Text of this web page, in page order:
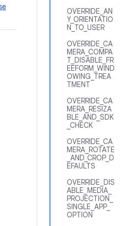
OVERRIDE_AN
Y_ORIENTATIO
N_TO_USER
OVERRIDE_CA
MERA_COMPA
T_DISABLE_FR
EEFORM_WIND
OWING_TREA
TMENT
OVERRIDE_CA
MERA_RESIZA
BLE_AND_SDK
_CHECK
OVERRIDE_CA
MERA_ROTATE
_AND_CROP_D
EFAULTS
OVERRIDE_DIS
ABLE_MEDIA_
PROJECTION_
SINGLE_APP_
OPTION